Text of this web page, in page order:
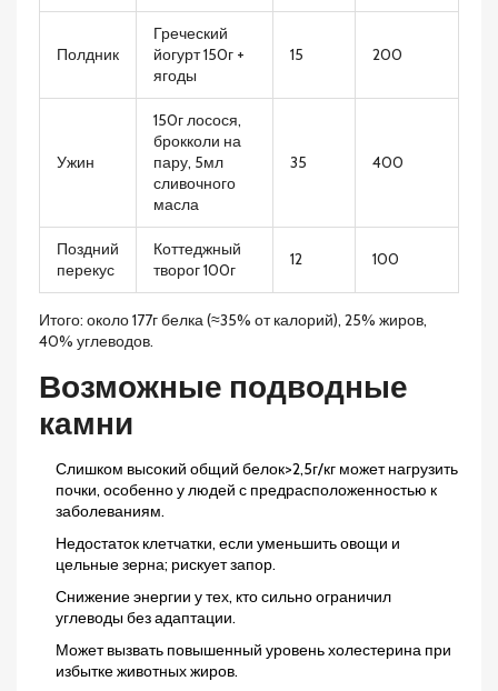
Полдник
Греческий
йогурт 150г +
ягоды
15 200
Ужин
150г лосося,
брокколи на
пару, 5мл
сливочного
масла
35 400
Поздний
перекус
Коттеджный
творог 100г
12 100
Итого: около 177г белка (≈35% от калорий), 25% жиров,
40% углеводов.
Возможные подводные
камни
Слишком высокий общий белок>2,5г/кг может нагрузить
почки, особенно у людей с предрасположенностью к
заболеваниям.
Недостаток клетчатки, если уменьшить овощи и
цельные зерна; рискует запор.
Снижение энергии у тех, кто сильно ограничил
углеводы без адаптации.
Может вызвать повышенный уровень холестерина при
избытке животных жиров.